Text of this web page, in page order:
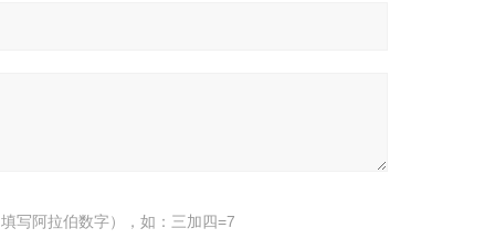
写阿拉伯数字），如：三加四=7